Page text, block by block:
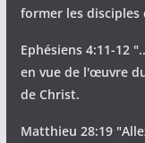
former les
Ephésiens 4:11-12
en vue de l'œuvre
de Christ.
Matthieu 28:19